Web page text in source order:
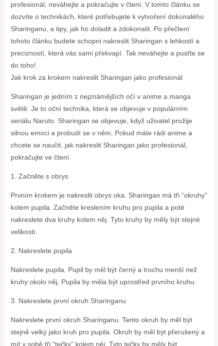
profesionál, neváhejte a pokračujte v čtení. V tomto článku se
dozvíte o technikách, které potřebujete k vytvoření dokonalého
Sharinganu, a tipy, jak ho doladit a zdokonalit. Po přečtení
tohoto článku budete schopni nakreslit Sharingan s lehkostí a
precizností, která vás sami překvapí. Tak neváhejte a pusťte se
do toho!
Jak krok za krokem nakreslit Sharingan jako profesionál
Sharingan je jedním z nejznámějších očí v anime a manga
světě. Je to oční technika, která se objevuje v populárním
seriálu Naruto. Sharingan se objevuje, když uživatel prožije
silnou emoci a probudí se v něm. Pokud máte rádi anime a
chcete se naučit, jak nakreslit Sharingan jako profesionál,
pokračujte ve čtení.
1. Začněte s obrys
Prvním krokem je nakreslit obrys oka. Sharingan má tři “okruhy”
kolem pupila. Začněte kreslením kruhu pro pupila a poté
nakreslete dva kruhy kolem něj. Tyto kruhy by měly být stejné
velikosti.
2. Nakreslete pupila
Nakreslete pupila. Pupil by měl být černý a trochu menší než
kruhy okolo něj. Pupila by měla být uprostřed prvního kruhu.
3. Nakreslete první okruh Sharinganu
Nakreslete první okruh Sharinganu. Tento okruh by měl být
stejně velký jako kruh pro pupila. Okruh by měl být přerušený a
mít v sobě tři “tečky” kolem něj. Tyto tečky by měly být